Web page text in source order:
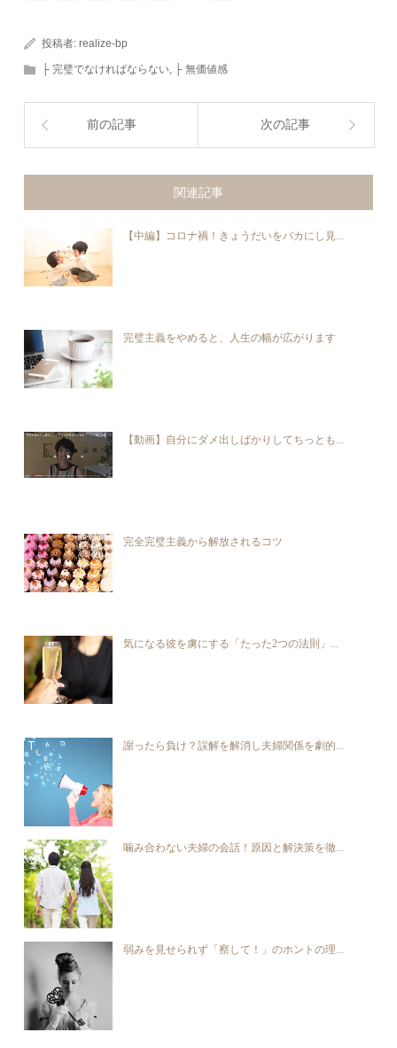
投稿者:realize-bp
├ 完璧でなければならない, ├ 無価値感
前の記事 次の記事
関連記事
【中編】コロナ禍！きょうだいをバカにし見...
完璧主義をやめると、人生の幅が広がります
【動画】自分にダメ出しばかりしてちっとも...
完全完璧主義から解放されるコツ
気になる彼を虜にする「たった2つの法則」...
謝ったら負け？誤解を解消し夫婦関係を劇的...
噛み合わない夫婦の会話！原因と解決策を徹...
弱みを見せられず「察して！」のホントの理...